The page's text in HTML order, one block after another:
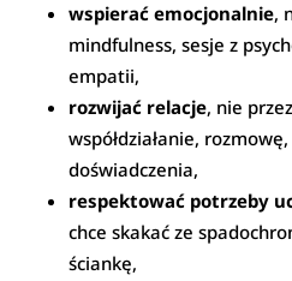
wspierać emocjonalnie,
mindfulness, sesje z
empatii,
rozwijać relacje, nie
współdziałanie,
doświadczenia,
respektować potrzeby
chce skakać ze
ściankę,